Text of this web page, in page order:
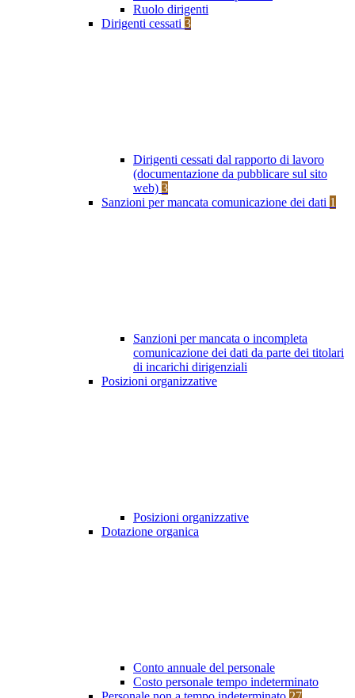
Ruolo dirigenti
Dirigenti cessati 3
Dirigenti cessati dal rapporto di lavoro
(documentazione da pubblicare sul sito
web) 3
Sanzioni per mancata comunicazione dei dati 1
Sanzioni per mancata o incompleta
comunicazione dei dati da parte dei titolari
di incarichi dirigenziali
Posizioni organizzative
Posizioni organizzative
Dotazione organica
Conto annuale del personale
Costo personale tempo indeterminato